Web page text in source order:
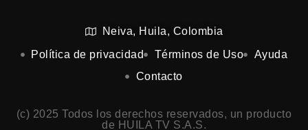
Neiva, Huila, Colombia
Política de privacidad
Términos de Uso
Ayuda
Contacto
(c) 2025 Todos los derechos reservados, un producto
de HUILA TV S.A.S.